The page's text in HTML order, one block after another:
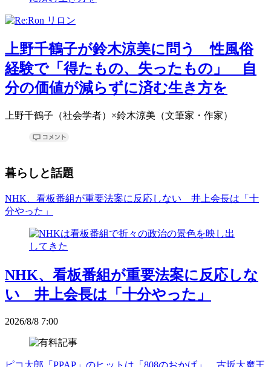
上野千鶴子が鈴木涼美に問う 性風俗
経験で「得たもの、失ったもの」 自
分の価値が減らずに済む生き方を
上野千鶴子（社会学者）×鈴木涼美（文筆家・作家）
暮らしと話題
NHK、看板番組が重要法案に反応しない 井上会長は「十
分やった」
NHK、看板番組が重要法案に反応しな
い 井上会長は「十分やった」
2026/8/8 7:00
ピコ太郎「PPAP」のヒットは「808のおかげ」 古坂大魔王